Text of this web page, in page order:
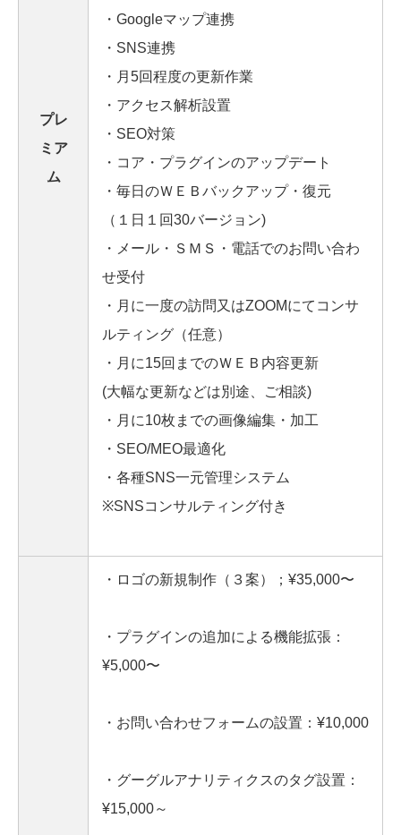
プレ
ミア
ム
・Googleマップ連携
・SNS連携
・月5回程度の更新作業
・アクセス解析設置
・SEO対策
・コア・プラグインのアップデート
・毎日のＷＥＢバックアップ・復元
（１日１回30バージョン)
・メール・ＳＭＳ・電話でのお問い合わ
せ受付
・月に一度の訪問又はZOOMにてコンサ
ルティング（任意）
・月に15回までのＷＥＢ内容更新
(大幅な更新などは別途、ご相談)
・月に10枚までの画像編集・加工
・SEO/MEO最適化
・各種SNS一元管理システム
※SNSコンサルティング付き
・ロゴの新規制作（３案）；¥35,000〜
・プラグインの追加による機能拡張：
¥5,000〜
・お問い合わせフォームの設置：¥10,000
・グーグルアナリティクスのタグ設置：
¥15,000～